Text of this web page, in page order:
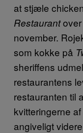
at stjæle
Restaurantover
november.
som kokke på
sheriffens
restaurantens
restauranten til
kvitteringerne
angiveligt